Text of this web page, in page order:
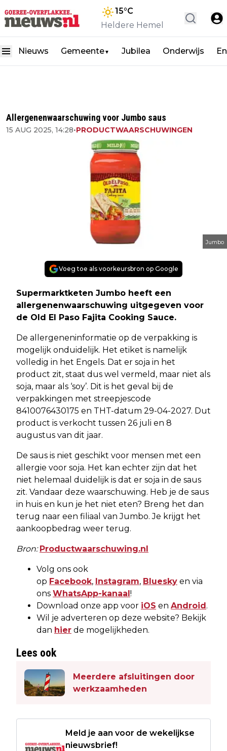
15°C
Heldere Hemel
Nieuws Gemeente▼ Jubilea Onderwijs
Allergenenwaarschuwing voor Jumbo saus
15 AUG 2025, 14:28•PRODUCTWAARSCHUWINGEN
Jumbo
Voeg toe als voorkeursbron op Google
Supermarktketen Jumbo heeft een
allergenenwaarschuwing uitgegeven voor
de Old El Paso Fajita Cooking Sauce.
De allergeneninformatie op de verpakking is
mogelijk onduidelijk. Het etiket is namelijk
volledig in het Engels. Dat er soja in het
product zit, staat dus wel vermeld, maar niet als
soja, maar als ‘soy’. Dit is het geval bij de
verpakkingen met streepjescode
8410076430175 en THT-datum 29-04-2027. Dut
product is verkocht tussen 26 juli en 8
augustus van dit jaar.
De saus is niet geschikt voor mensen met een
allergie voor soja. Het kan echter zijn dat het
niet helemaal duidelijk is dat er soja in de saus
zit. Vandaar deze waarschuwing. Heb je de saus
in huis en kun je het niet eten? Breng het dan
terug naar een filiaal van Jumbo. Je krijgt het
aankoopbedrag weer terug.
Bron:Productwaarschuwing.nl
Volg ons ook
op Facebook, Instagram, Bluesky en via
ons WhatsApp-kanaal!
Download onze app voor iOS en Android.
Wil je adverteren op deze website? Bekijk
dan hier de mogelijkheden.
Lees ook
Meerdere afsluitingen door
werkzaamheden
Meld je aan voor de wekelijkse
nieuwsbrief!